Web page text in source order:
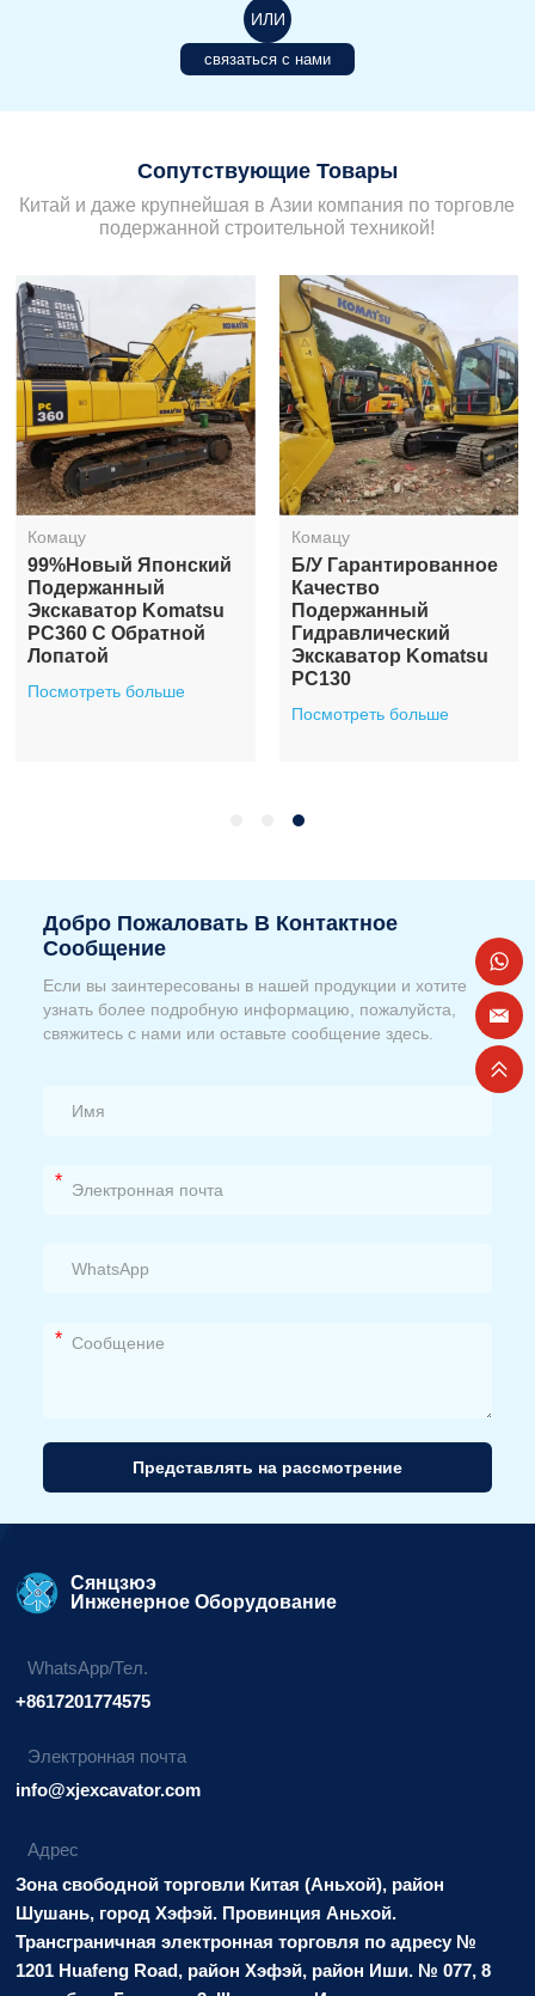
ИЛИ
связаться с нами
Сопутствующие Товары
Китай и даже крупнейшая в Азии компания по торговле
подержанной строительной техникой!
Комацу
99%новый Японский
Подержанный
Экскаватор Komatsu
PC360 С Обратной
Лопатой
Посмотреть больше
Комацу
Б/у Гарантированное
Качество
Подержанный
Гидравлический
Экскаватор Komatsu
PC130
Посмотреть больше
Добро Пожаловать В Контактное
Сообщение
Если вы заинтересованы в нашей продукции и хотите
узнать более подробную информацию, пожалуйста,
свяжитесь с нами или оставьте сообщение здесь.
*
*
Представлять на рассмотрение
вариант:
Сянцзюэ
Инженерное Оборудование
WhatsApp/Тел.
+8617201774575
Электронная почта
info@xjexcavator.com
Адрес
Зона свободной торговли Китая (Аньхой), район
Шушань, город Хэфэй. Провинция Аньхой.
Трансграничная электронная торговля по адресу №
1201 Huafeng Road, район Хэфэй, район Иши. № 077, 8